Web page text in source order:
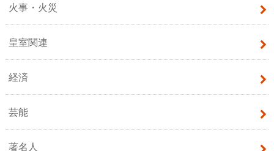
火事・火災
皇室関連
経済
芸能
著名人